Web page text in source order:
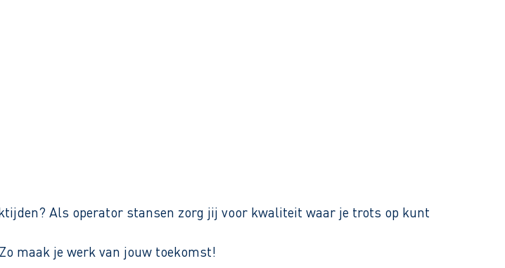
Als operator stansen zorg jij voor kwaliteit waar je trots op kunt
maak je werk van jouw toekomst!